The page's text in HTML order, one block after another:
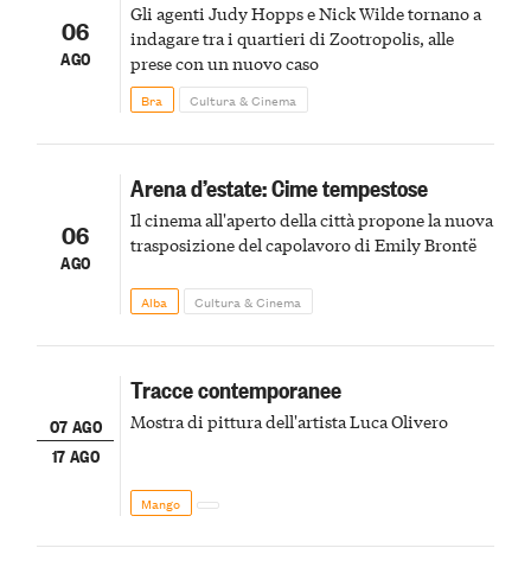
06
AGO
Gli agenti Judy Hopps e Nick Wilde tornano a
indagare tra i quartieri di Zootropolis, alle
prese con un nuovo caso
Bra Cultura & Cinema
06
AGO
Arena d’estate: Cime tempestose
Il cinema all'aperto della città propone la nuova
trasposizione del capolavoro di Emily Brontë
Alba Cultura & Cinema
07 AGO
17 AGO
Tracce contemporanee
Mostra di pittura dell'artista Luca Olivero
Mango